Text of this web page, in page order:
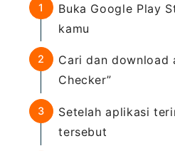
Buka Google Play
kamu
Cari dan download
Checker”
Setelah aplikasi
tersebut